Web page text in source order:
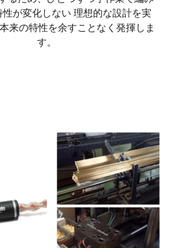
が変化しない 理想的な設計を実
来の特性を余すことなく発揮しま
す。